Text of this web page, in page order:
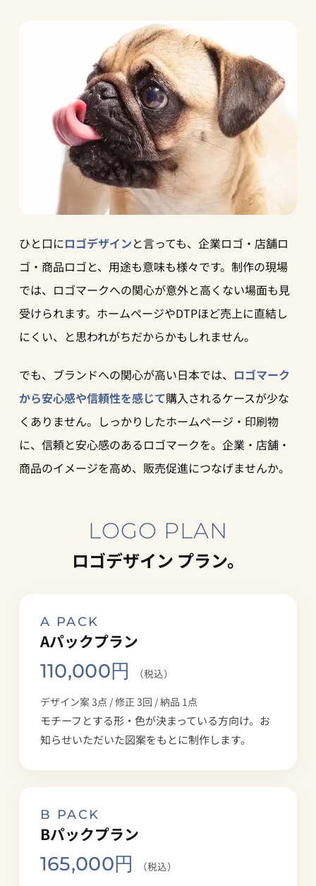
ひと口にロゴデザインと言っても、企業ロゴ・店舗ロ
ゴ・商品ロゴと、用途も意味も様々です。制作の現場
では、ロゴマークへの関心が意外と高くない場面も見
受けられます。ホームページやDTPほど売上に直結し
にくい、と思われがちだからかもしれません。
でも、ブランドへの関心が高い日本では、 ロゴマーク
から安心感や信頼性を感じて購入されるケースが少な
くありません。しっかりしたホームページ・印刷物
に、信頼と安心感のあるロゴマークを。企業・店舗・
商品のイメージを高め、販売促進につなげませんか。
LOGO PLAN
ロゴデザイン プラン。
A PACK
Aパックプラン
110,000円
（税込）
デザイン案 3点 / 修正 3回 / 納品 1点
モチーフとする形・色が決まっている方向け。お
知らせいただいた図案をもとに制作します。
B PACK
Bパックプラン
165,000円 （税込）